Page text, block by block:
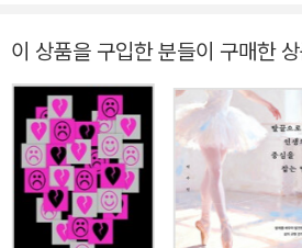
‘혼술’로 우울한 나날을 한탄하는 40대
끊기고 만 60대 노년 남성 C씨…. 사회
가 뒤틀려버린 이들은 모두 오늘날 우
있는 남성 군상이다. 남자들은 어째서
가? 남자들의 ‘관계 맺기’는 어쩌다 이
의 인간관계’가 처한 위기와 문제점,
이 상품을 구입한 분들이 구매한